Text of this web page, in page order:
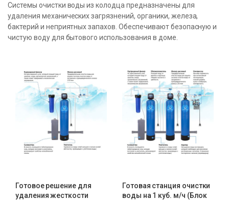
Системы очистки воды из колодца предназначены для
удаления механических загрязнений, органики, железа,
бактерий и неприятных запахов. Обеспечивают безопасную и
чистую воду для бытового использования в доме.
Готовое решение для
удаления жесткости
Готовая станция очистки
воды на 1 куб. м/ч (Блок